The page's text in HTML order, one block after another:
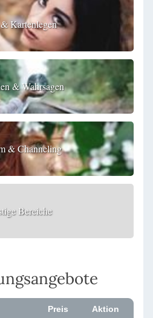
Kartenlegen
& Wahrsagen
& Channeling
Bereiche
Preis Aktion